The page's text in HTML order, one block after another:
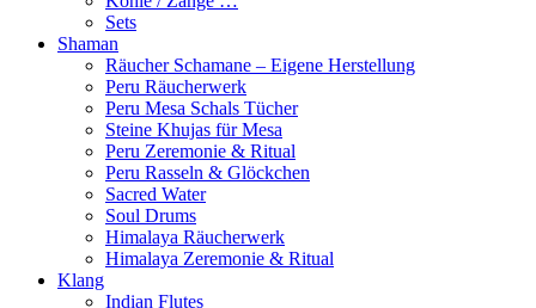
Sets
Shaman
Räucher Schamane – Eigene Herstellung
Peru Räucherwerk
Peru Mesa Schals Tücher
Steine Khujas für Mesa
Peru Zeremonie & Ritual
Peru Rasseln & Glöckchen
Sacred Water
Soul Drums
Himalaya Räucherwerk
Himalaya Zeremonie & Ritual
Klang
Indian Flutes